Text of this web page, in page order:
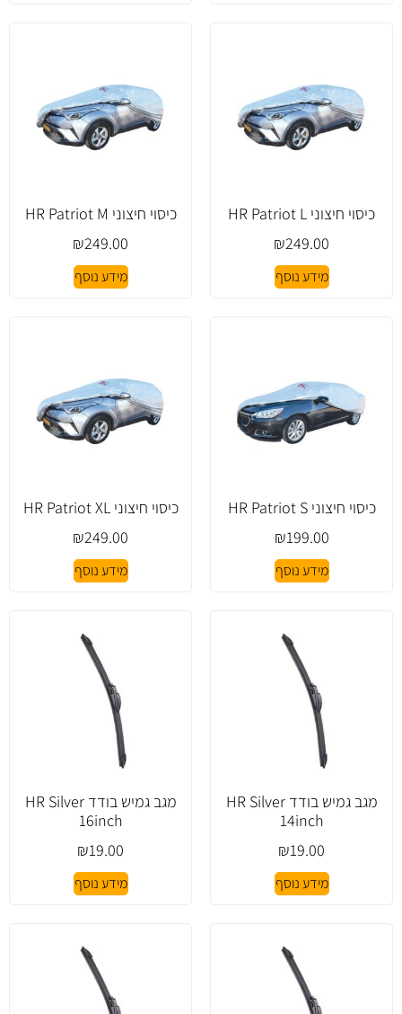
כיסוי חיצוני HR Patriot L
₪249.00
מידע נוסף
כיסוי חיצוני HR Patriot M
₪249.00
מידע נוסף
כיסוי חיצוני HR Patriot S
₪199.00
מידע נוסף
כיסוי חיצוני HR Patriot XL
₪249.00
מידע נוסף
מגב גמיש בודד HR Silver
14inch
₪19.00
מידע נוסף
מגב גמיש בודד HR Silver
16inch
₪19.00
מידע נוסף